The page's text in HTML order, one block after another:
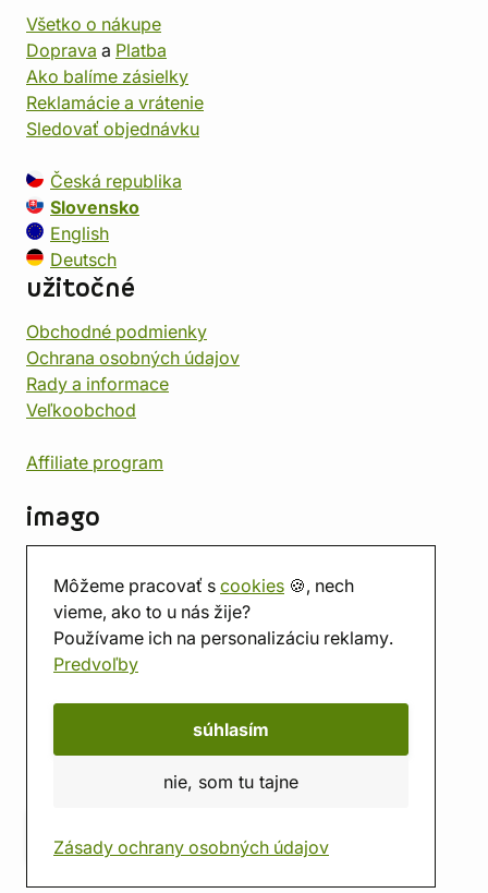
Môžeme pracovať s cookies 🍪, nech
vieme, ako to u nás žije?
Používame ich na personalizáciu reklamy.
Predvoľby
súhlasím
nie, som tu tajne
Zásady ochrany osobných údajov
Všetko o nákupe
Doprava a Platba
Ako balíme zásielky
Reklamácie a vrátenie
Sledovať objednávku
Česká republika
Slovensko
English
Deutsch
užitočné
Obchodné podmienky
Ochrana osobných údajov
Rady a informace
Veľkoobchod
Affiliate program
imago
Predajňa
Herňa
O nás
Hodnotenie obchodu